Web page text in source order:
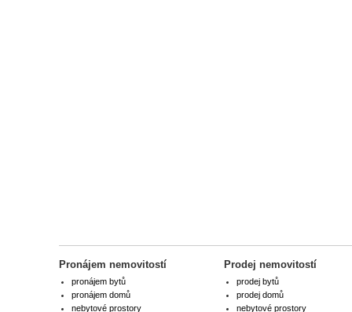
Pronájem nemovitostí
pronájem bytů
pronájem domů
nebytové prostory
Prodej nemovitostí
prodej bytů
prodej domů
nebytové prostory